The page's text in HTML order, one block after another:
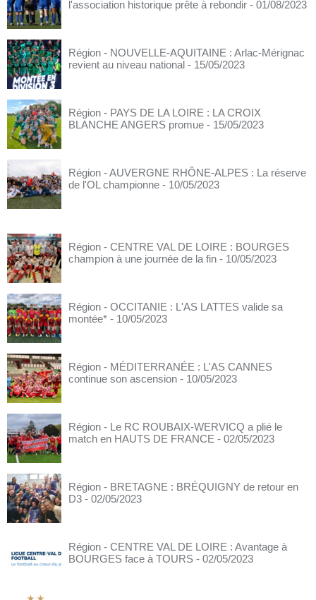
l'association historique prête à rebondir - 01/08/2023
Région - NOUVELLE-AQUITAINE : Arlac-Mérignac
revient au niveau national - 15/05/2023
Région - PAYS DE LA LOIRE : LA CROIX
BLANCHE ANGERS promue - 15/05/2023
Région - AUVERGNE RHÔNE-ALPES : La réserve
de l'OL championne - 10/05/2023
Région - CENTRE VAL DE LOIRE : BOURGES
champion à une journée de la fin - 10/05/2023
Région - OCCITANIE : L'AS LATTES valide sa
montée* - 10/05/2023
Région - MÉDITERRANÉE : L'AS CANNES
continue son ascension - 10/05/2023
Région - Le RC ROUBAIX-WERVICQ a plié le
match en HAUTS DE FRANCE - 02/05/2023
Région - BRETAGNE : BRÉQUIGNY de retour en
D3 - 02/05/2023
Région - CENTRE VAL DE LOIRE : Avantage à
BOURGES face à TOURS - 02/05/2023